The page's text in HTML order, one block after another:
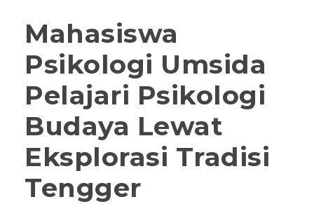
Mahasiswa
Psikologi Umsida
Pelajari Psikologi
Budaya Lewat
Eksplorasi Tradisi
Tengger